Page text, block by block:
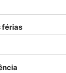
férias